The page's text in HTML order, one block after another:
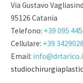
Via Gustavo
95126 Catania
Telefono: +39 095
Cellulare: +39
Email: